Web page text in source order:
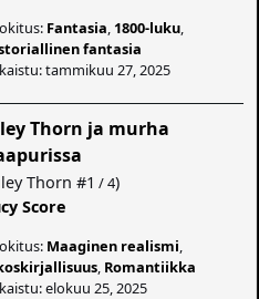
Fantasia 1800-luku
fantasia
tammikuu 27, 2025
Thorn ja murha
Thorn #1 / 4)
Score
Maaginen realismi
Romantiikka
elokuu 25, 2025